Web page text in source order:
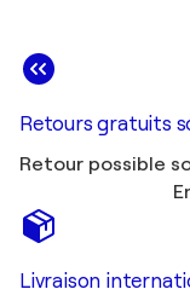
Retours gratuits
Retour possible
Livraison